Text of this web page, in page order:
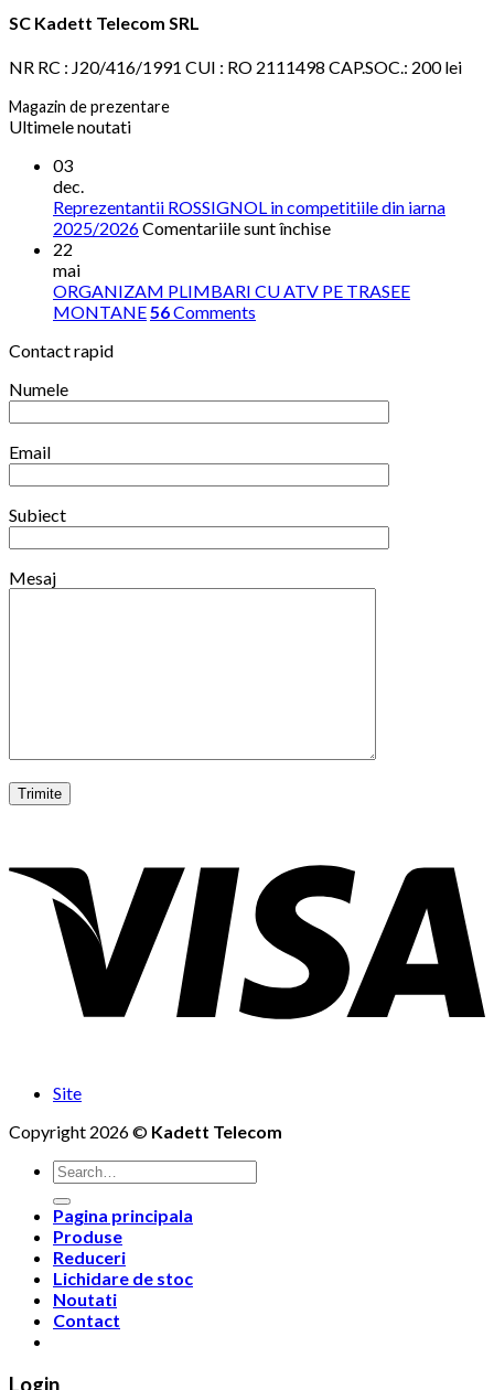
SC Kadett Telecom SRL
NR RC : J20/416/1991 CUI : RO 2111498 CAP.SOC.: 200 lei
Magazin de prezentare
Ultimele noutati
03
dec.
Reprezentantii ROSSIGNOL in competitiile din iarna
2025/2026Comentariile sunt închisepentru
in
22
mai
ORGANIZAM PLIMBARI CU ATV PE TRASEE
MONTANE56Comments
Contact rapid
Numele
Email
Subiect
Mesaj
Site
Copyright 2026 © Kadett Telecom
Search
for:
Pagina principala
Produse
Reduceri
Lichidare de stoc
Noutati
Contact
Login